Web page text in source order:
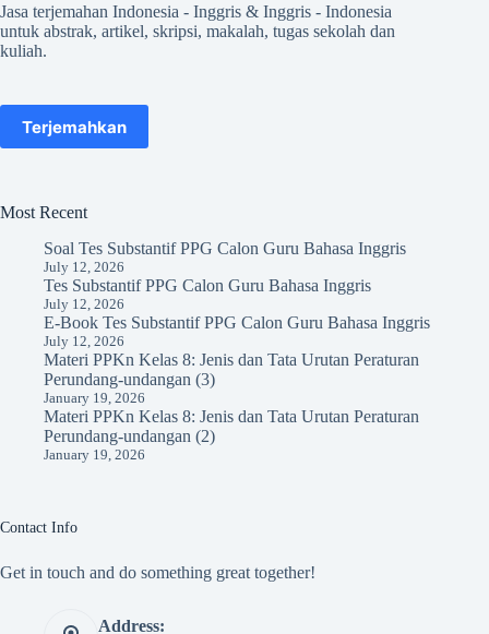
Jasa terjemahan Indonesia - Inggris & Inggris - Indonesia
untuk abstrak, artikel, skripsi, makalah, tugas sekolah dan
kuliah.
Terjemahkan
Most Recent
Soal Tes Substantif PPG Calon Guru Bahasa Inggris
July 12, 2026
Tes Substantif PPG Calon Guru Bahasa Inggris
July 12, 2026
E-Book Tes Substantif PPG Calon Guru Bahasa Inggris
July 12, 2026
Materi PPKn Kelas 8: Jenis dan Tata Urutan Peraturan
Perundang-undangan (3)
January 19, 2026
Materi PPKn Kelas 8: Jenis dan Tata Urutan Peraturan
Perundang-undangan (2)
January 19, 2026
Contact Info
Get in touch and do something great together!
Address: